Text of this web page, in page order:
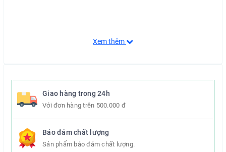
Xem thêm
Giao hàng trong 24h
Với đơn hàng trên 500.000 đ
Bảo đảm chất lượng
Sản phẩm bảo đảm chất lượng.